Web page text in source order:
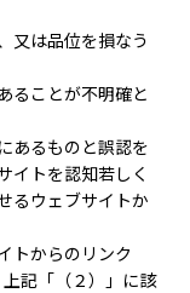
又は品位を損なう
ることが不明確と
あるものと誤認を
イトを認知若しく
るウェブサイトか
トからのリンク
上記「（２）」に該